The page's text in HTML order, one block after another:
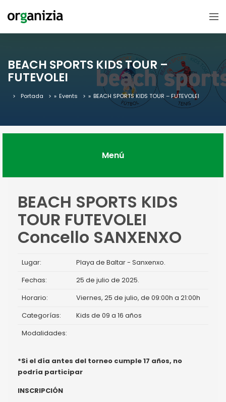
BEACH SPORTS KIDS TOUR –
FUTEVOLEI
Portada » Events » BEACH SPORTS KIDS TOUR – FUTEVOLEI
Menú
BEACH SPORTS KIDS
TOUR FUTEVOLEI
Concello SANXENXO
Lugar:
Playa de Baltar - Sanxenxo.
Fechas:
25 de julio de 2025.
Horario:
Viernes, 25 de julio, de 09:00h a 21:00h
Categorías:
Kids de 09 a 16 años
Modalidades:
*Si el día antes del torneo cumple 17 años, no
podría participar
INSCRIPCIÓN